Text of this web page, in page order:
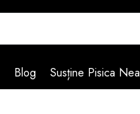
Blog Susține Pisica